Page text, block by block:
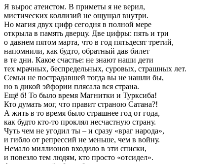
Я вырос атеистом. В приметы я не верил,
мистических коллизий не ощущал внутри.
Но магия двух цифр сегодня в полной мере
открыла в память дверцу. Две цифры: пять и три
о давнем пятом марта, что в год пятьдесят третий,
напомнили, как будто, обратный дав билет
в те дни. Какое счастье: не знают наши дети
тех мрачных, беспредельных, суровых, страшных лет.
Семьи не пострадавшей тогда вы не нашли бы,
но в дикой эйфории плясала вся страна.
Ещё б! То было время Магнитки и Турксиба!
Кто думать мог, что правит страною Сатана?!
А жить в то время было страшнее год от года,
как будто кто-то проклял несчастную страну.
Чуть чем не угодил ты – и сразу «враг народа»,
и гибло от репрессий не меньше, чем в войну.
Немало миллионов входило в эти списки,
и повезло тем людям, кто просто «отсидел».